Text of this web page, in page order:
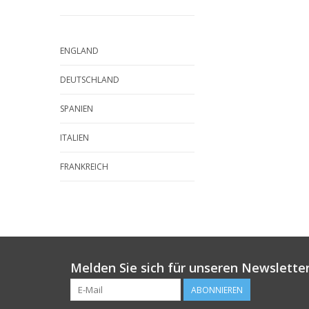
ENGLAND
DEUTSCHLAND
SPANIEN
ITALIEN
FRANKREICH
Melden Sie sich für unseren
ABONNIEREN